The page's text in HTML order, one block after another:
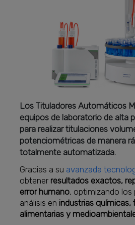
Los Tituladores Automáticos
equipos de laboratorio de alta
para realizar titulaciones
potenciométricas de manera
totalmente automatizada.
Gracias a su avanzada
obtener resultados exactos,
error humano, optimizando los
análisis en industrias
alimentarias y